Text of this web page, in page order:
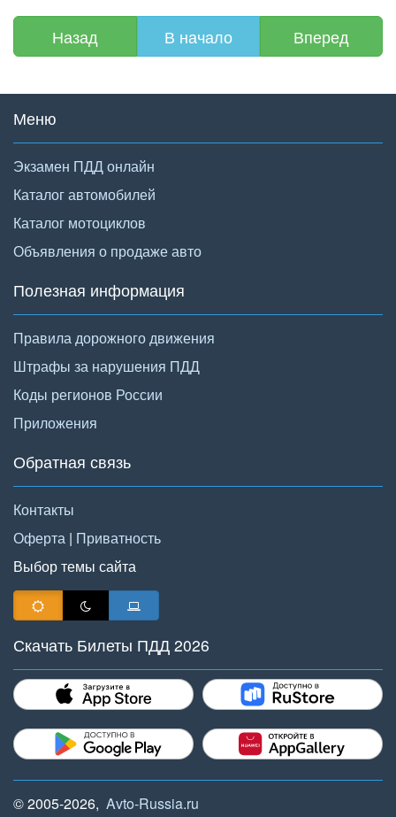
Назад В начало Вперед
Меню
Экзамен ПДД онлайн
Каталог автомобилей
Каталог мотоциклов
Объявления о продаже авто
Полезная информация
Правила дорожного движения
Штрафы за нарушения ПДД
Коды регионов России
Приложения
Обратная связь
Контакты
Оферта | Приватность
Выбор темы сайта
Скачать Билеты ПДД 2026
© 2005-2026, Avto-Russia.ru